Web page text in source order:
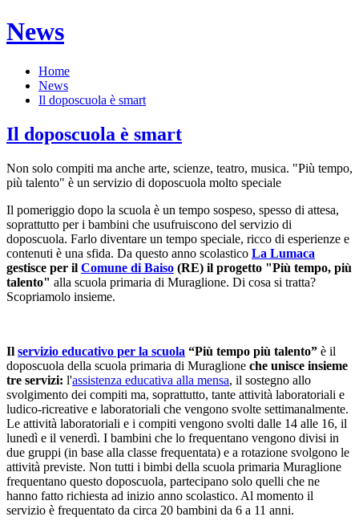
News
Home
News
Il doposcuola è smart
Il doposcuola è smart
Non solo compiti ma anche arte, scienze, teatro, musica. "Più tempo,
più talento" è un servizio di doposcuola molto speciale
Il pomeriggio dopo la scuola è un tempo sospeso, spesso di attesa,
soprattutto per i bambini che usufruiscono del servizio di
doposcuola. Farlo diventare un tempo speciale, ricco di esperienze e
contenuti è una sfida. Da questo anno scolastico La Lumaca
gestisce per il Comune di Baiso (RE) il progetto "Più tempo, più
talento" alla scuola primaria di Muraglione. Di cosa si tratta?
Scopriamolo insieme.
Il servizio educativo per la scuola “Più tempo più talento” è il
doposcuola della scuola primaria di Muraglione che unisce insieme
tre servizi: l'assistenza educativa alla mensa, il sostegno allo
svolgimento dei compiti ma, soprattutto, tante attività laboratoriali e
ludico-ricreative e laboratoriali che vengono svolte settimanalmente.
Le attività laboratoriali e i compiti vengono svolti dalle 14 alle 16, il
lunedì e il venerdì. I bambini che lo frequentano vengono divisi in
due gruppi (in base alla classe frequentata) e a rotazione svolgono le
attività previste. Non tutti i bimbi della scuola primaria Muraglione
frequentano questo doposcuola, partecipano solo quelli che ne
hanno fatto richiesta ad inizio anno scolastico. Al momento il
servizio è frequentato da circa 20 bambini da 6 a 11 anni.